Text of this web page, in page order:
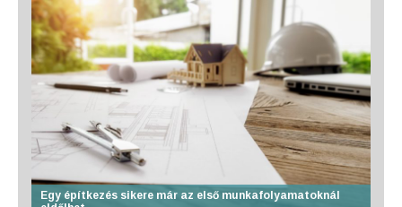
Egy építkezés sikere már az első munkafolyamatoknál